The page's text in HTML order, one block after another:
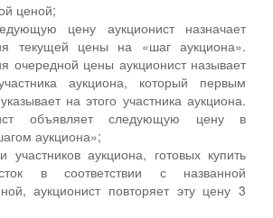
ценой;
цену аукционист назначает
текущей цены на «шаг аукциона».
очередной цены аукционист называет
аукциона, который первым
на этого участника аукциона.
объявляет следующую цену в
аукциона»;
участников аукциона, готовых купить
в соответствии с названной
аукционист повторяет эту цену 3